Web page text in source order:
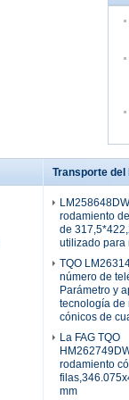
Transporte del
rodamiento
de
utilizado para
TQO
número de
Parámetro y
tecnología de
cónicos de
La FAG TQO
rodamiento
mm